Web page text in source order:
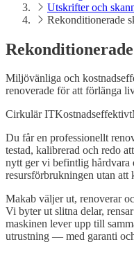
Utskrifter och
Rekonditionerade
Miljövänliga och
renoverade för att förlänga
Cirkulär ITKostnadseffektivt
Du får en professionellt
testad, kalibrerad och redo
nytt ger vi befintlig hårdvara
resursförbrukningen utan att
Makab väljer ut, renoverar
Vi byter ut slitna delar,
maskinen lever upp till
utrustning — med garanti